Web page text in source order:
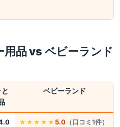
用品vs ベビーランド
ベビーランド
★★★★★ 5.0 （口コミ1件）